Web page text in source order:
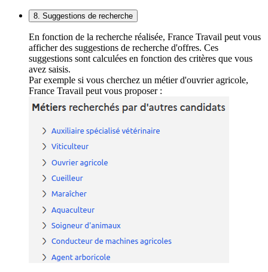
8. Suggestions de recherche
En fonction de la recherche réalisée, France Travail peut vous
afficher des suggestions de recherche d'offres. Ces
suggestions sont calculées en fonction des critères que vous
avez saisis.
Par exemple si vous cherchez un métier d'ouvrier agricole,
France Travail peut vous proposer :